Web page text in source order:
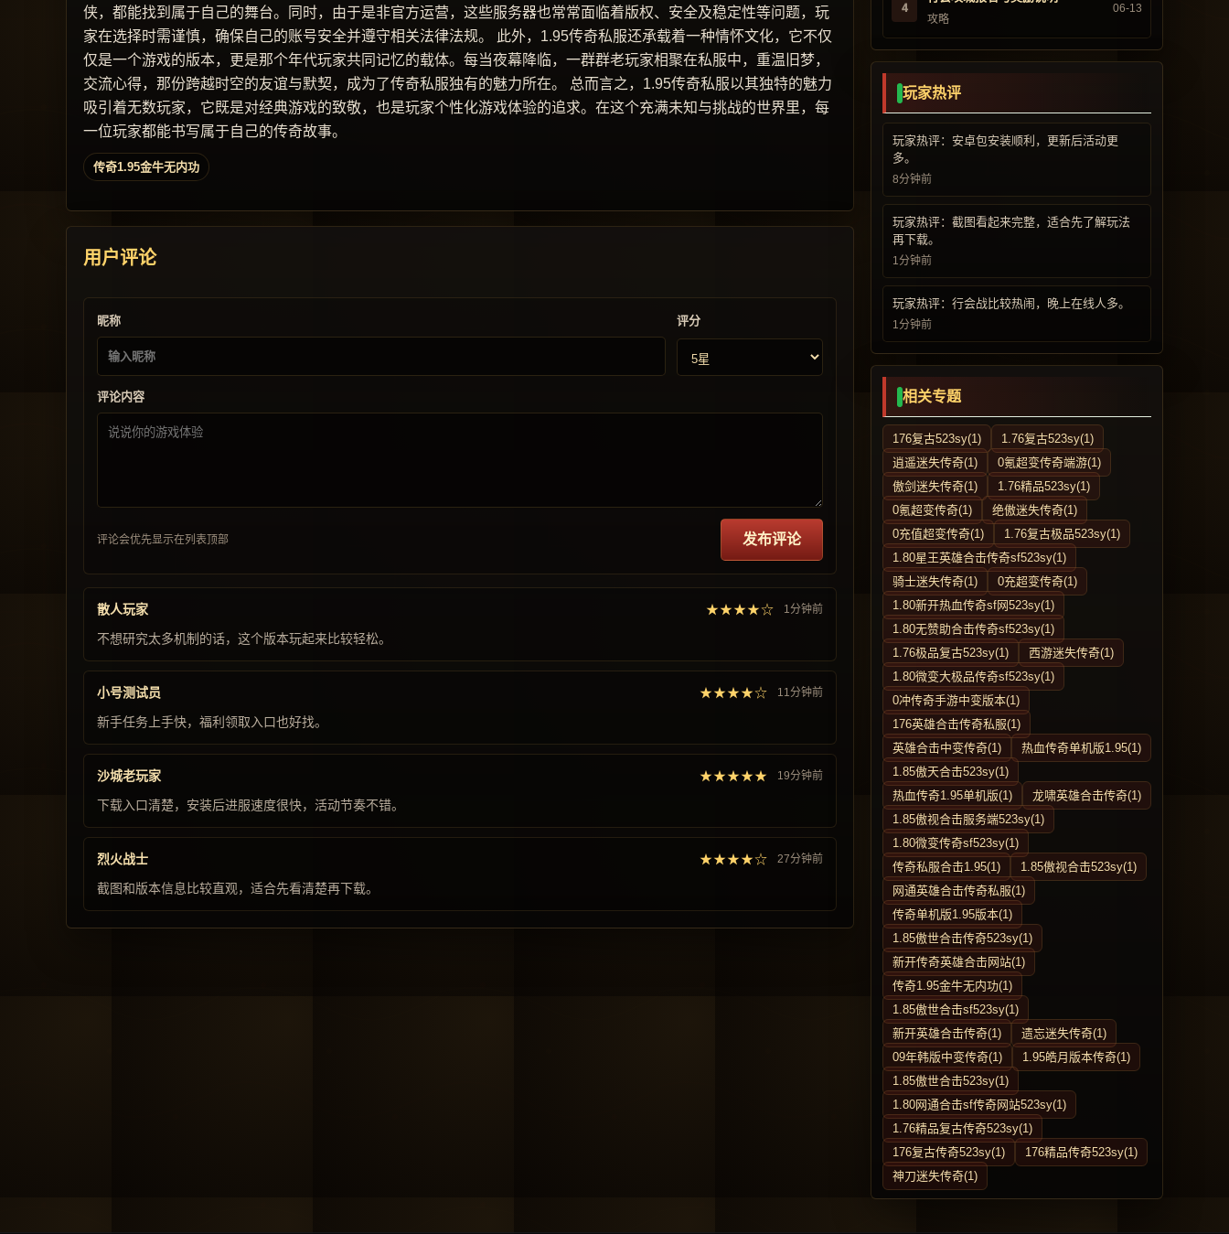
侠，都能找到属于自己的舞台。同时，由于是非官方运营，这些服务器也常常面临着版权、安全及稳定性等问题，玩
家在选择时需谨慎，确保自己的账号安全并遵守相关法律法规。 此外，1.95传奇私服还承载着一种情怀文化，它不仅
仅是一个游戏的版本，更是那个年代玩家共同记忆的载体。每当夜幕降临，一群群老玩家相聚在私服中，重温旧梦，
交流心得，那份跨越时空的友谊与默契，成为了传奇私服独有的魅力所在。 总而言之，1.95传奇私服以其独特的魅力
吸引着无数玩家，它既是对经典游戏的致敬，也是玩家个性化游戏体验的追求。在这个充满未知与挑战的世界里，每
一位玩家都能书写属于自己的传奇故事。
传奇1.95金牛无内功
用户评论
昵称 评分
评论内容
评论会优先显示在列表顶部 发布评论
散人玩家 ★★★★☆ 1分钟前
不想研究太多机制的话，这个版本玩起来比较轻松。
小号测试员 ★★★★☆ 11分钟前
新手任务上手快，福利领取入口也好找。
沙城老玩家 ★★★★★ 19分钟前
下载入口清楚，安装后进服速度很快，活动节奏不错。
烈火战士 ★★★★☆ 27分钟前
截图和版本信息比较直观，适合先看清楚再下载。
4
攻略
06-13
玩家热评
玩家热评：安卓包安装顺利，更新后活动更
多。
8分钟前
玩家热评：截图看起来完整，适合先了解玩法
再下载。
1分钟前
玩家热评：行会战比较热闹，晚上在线人多。
1分钟前
相关专题
176复古523sy(1)
1.76复古523sy(1)
逍遥迷失传奇(1)
0氪超变传奇端游(1)
傲剑迷失传奇(1)
1.76精品523sy(1)
0氪超变传奇(1)
绝傲迷失传奇(1)
0充值超变传奇(1)
1.76复古极品523sy(1)
1.80星王英雄合击传奇sf523sy(1)
骑士迷失传奇(1)
0充超变传奇(1)
1.80新开热血传奇sf网523sy(1)
1.80无赞助合击传奇sf523sy(1)
1.76极品复古523sy(1)
西游迷失传奇(1)
1.80微变大极品传奇sf523sy(1)
0冲传奇手游中变版本(1)
176英雄合击传奇私服(1)
英雄合击中变传奇(1)
热血传奇单机版1.95(1)
1.85傲天合击523sy(1)
热血传奇1.95单机版(1)
龙啸英雄合击传奇(1)
1.85傲视合击服务端523sy(1)
1.80微变传奇sf523sy(1)
传奇私服合击1.95(1)
1.85傲视合击523sy(1)
网通英雄合击传奇私服(1)
传奇单机版1.95版本(1)
1.85傲世合击传奇523sy(1)
新开传奇英雄合击网站(1)
传奇1.95金牛无内功(1)
1.85傲世合击sf523sy(1)
新开英雄合击传奇(1)
遗忘迷失传奇(1)
09年韩版中变传奇(1)
1.95皓月版本传奇(1)
1.85傲世合击523sy(1)
1.80网通合击sf传奇网站523sy(1)
1.76精品复古传奇523sy(1)
176复古传奇523sy(1)
176精品传奇523sy(1)
神刀迷失传奇(1)